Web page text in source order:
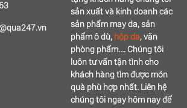
sản xuất và kinh doanh các
sản phẩm may da, sản
phẩm ô dù, hộp da, văn
phòng phẩm.... Chúng tôi
luôn tư vấn tận tình cho
khách hàng tìm được món
quà phù hợp nhất. Liên hệ
chúng tôi ngay hôm nay để